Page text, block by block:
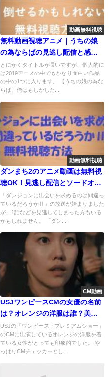
動画無料視聴
無料動画視聴アニメ｜うちの娘
の為ならばの見逃し配信と感想
のまとめ！
とにかくタイトルが長いですが、個人的に
は2019アニメの中でもかなり面白い作品
の中の1つに入ります。 【うちの娘の為な
らば、俺はもしかした...
動画無料視聴
ダンまち2のアニメ動画は無料視
聴OK！見逃し配信とソードオラ
トリアも！
「ダンジョンに出会いを求めるのは間違っ
ているだろうかⅡ」の放送が始まりました
が、1話などを見逃してしまった方もいる
かもしれません。 「ダン...
CM動画
USJワンピースCMの女優の名前
は？オレンジの洋服は誰？美人
な画像紹介！
USJの「ワンピース・プレミアムショー」
のCMに出演しているオレンジの洋服を着
ている女性がとっても印象的でした。 や
っぱりCMチェッカーとし...